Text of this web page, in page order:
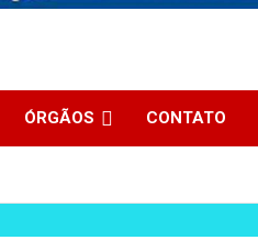
ÓRGÃOS CONTATO